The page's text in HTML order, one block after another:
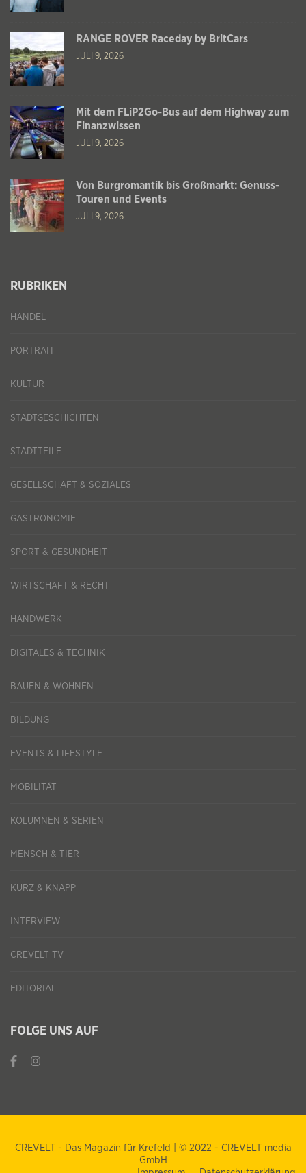
RANGE ROVER Raceday by BritCars
JULI 9, 2026
Mit dem FLiP2Go-Bus auf dem Highway zum
Finanzwissen
JULI 9, 2026
Von Burgromantik bis Großmarkt: Genuss-
Touren und Events
JULI 9, 2026
RUBRIKEN
HANDEL
PORTRAIT
KULTUR
STADTGESCHICHTEN
STADTTEILE
GESELLSCHAFT & SOZIALES
GASTRONOMIE
SPORT & GESUNDHEIT
WIRTSCHAFT & RECHT
HANDWERK
DIGITALES & TECHNIK
BAUEN & WOHNEN
BILDUNG
EVENTS & LIFESTYLE
MOBILITÄT
KOLUMNEN & SERIEN
MENSCH & TIER
KURZ & KNAPP
INTERVIEW
CREVELT TV
EDITORIAL
FOLGE UNS AUF
CREVELT - Das Magazin für Krefeld | © 2022 - CREVELT media
GmbH